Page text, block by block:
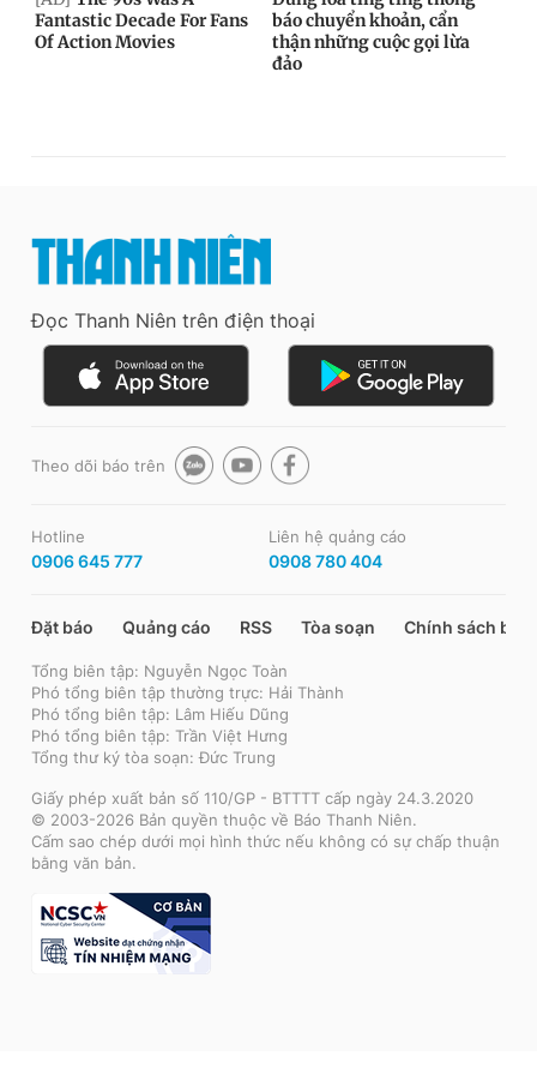
Đọc Thanh Niên trên điện thoại
Theo dõi báo trên
Hotline
0906 645 777
Liên hệ quảng cáo
0908 780 404
Đặt báo Quảng cáo RSS Tòa soạn Chính sách bảo
Tổng biên tập: Nguyễn Ngọc Toàn
Phó tổng biên tập thường trực: Hải Thành
Phó tổng biên tập: Lâm Hiếu Dũng
Phó tổng biên tập: Trần Việt Hưng
Tổng thư ký tòa soạn: Đức Trung
Giấy phép xuất bản số 110/GP - BTTTT cấp ngày 24.3.2020
© 2003-2026 Bản quyền thuộc về Báo Thanh Niên.
Cấm sao chép dưới mọi hình thức nếu không có sự chấp thuận
bằng văn bản.